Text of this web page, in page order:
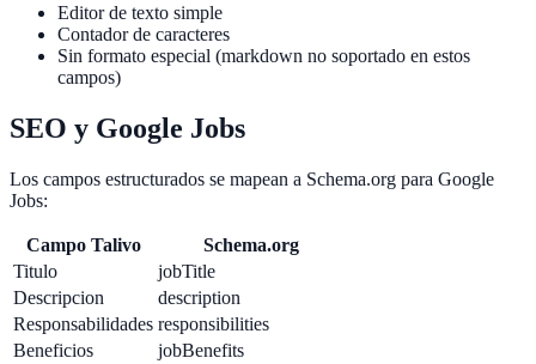
Editor de texto simple
Contador de caracteres
Sin formato especial (markdown no soportado en estos
campos)
SEO y Google Jobs
Los campos estructurados se mapean a Schema.org para Google
Jobs:
Campo Talivo
Schema.org
Titulo
jobTitle
Descripcion
description
Responsabilidades responsibilities
Beneficios
jobBenefits